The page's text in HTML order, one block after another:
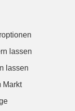
lassen
lassen
Markt